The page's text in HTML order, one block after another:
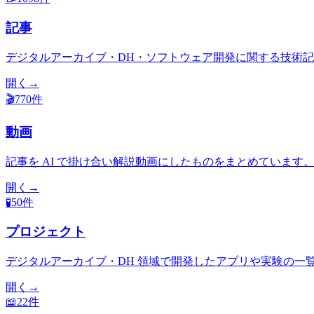
記事
デジタルアーカイブ・DH・ソフトウェア開発に関する技術記
開く →
🎬770件
動画
記事を AI で掛け合い解説動画にしたものをまとめています。
開く →
🧪50件
プロジェクト
デジタルアーカイブ・DH 領域で開発したアプリや実験の一覧
開く →
📖22件